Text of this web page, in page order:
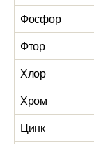
Фосфор
Фтор
Хлор
Хром
Цинк